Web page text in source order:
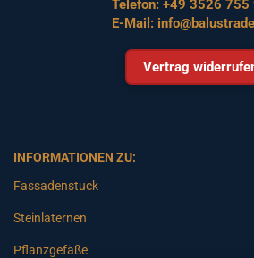
Telefon: +49 3526 755
E-Mail:
Vertrag
INFORMATIONEN ZU:
Fassadenstuck
Steinlaternen
Pflanzgefäße